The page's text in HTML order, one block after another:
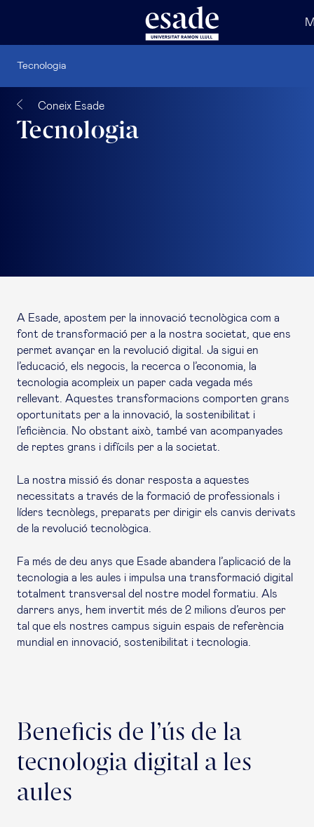
Coneix Esade
Tecnologia
Tecnologia
A Esade, apostem per la innovació tecnològica com a
font de transformació per a la nostra societat, que ens
permet avançar en la revolució digital. Ja sigui en
l’educació, els negocis, la recerca o l’economia, la
tecnologia acompleix un paper cada vegada més
rellevant. Aquestes transformacions comporten grans
oportunitats per a la innovació, la sostenibilitat i
l’eficiència. No obstant això, també van acompanyades
de reptes grans i difícils per a la societat.
La nostra missió és donar resposta a aquestes
necessitats a través de la formació de professionals i
líders tecnòlegs, preparats per dirigir els canvis derivats
de la revolució tecnològica.
Fa més de deu anys que Esade abandera l’aplicació de la
tecnologia a les aules i impulsa una transformació digital
totalment transversal del nostre model formatiu. Als
darrers anys, hem invertit més de 2 milions d’euros per
tal que els nostres campus siguin espais de referència
mundial en innovació, sostenibilitat i tecnologia.
Beneficis de l’ús de la
tecnologia digital a les
aules